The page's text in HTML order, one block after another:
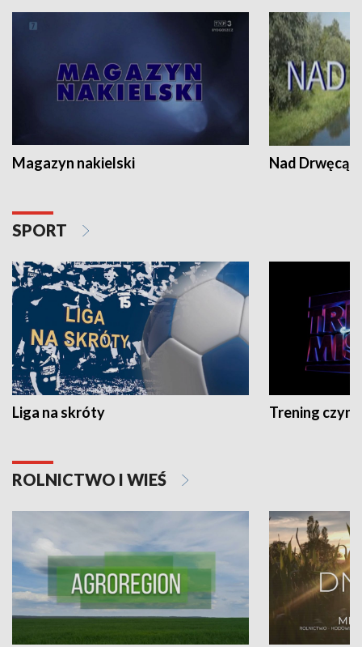
Magazyn nakielski Nad Drwęcą
SPORT
Liga na skróty Trening czyni
ROLNICTWO I WIEŚ